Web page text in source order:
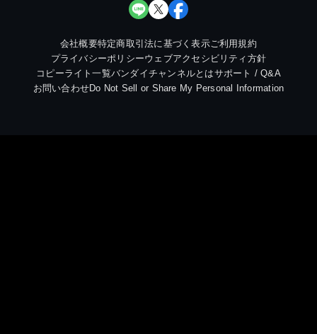
会社概要特定商取引法に基づく表示ご利用規約
プライバシーポリシーウェブアクセシビリティ方針
コピーライト一覧バンダイチャンネルとはサポート / Q&A
お問い合わせDo Not Sell or Share My Personal Information